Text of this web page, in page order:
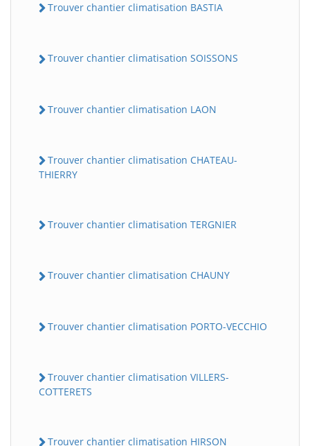
Trouver chantier climatisation BASTIA
Trouver chantier climatisation SOISSONS
Trouver chantier climatisation LAON
Trouver chantier climatisation CHATEAU-
THIERRY
Trouver chantier climatisation TERGNIER
Trouver chantier climatisation CHAUNY
Trouver chantier climatisation PORTO-VECCHIO
Trouver chantier climatisation VILLERS-
COTTERETS
Trouver chantier climatisation HIRSON